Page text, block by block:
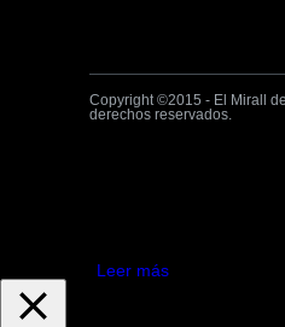
Copyright ©2015 - El Mirall
derechos reservados.
Leer más